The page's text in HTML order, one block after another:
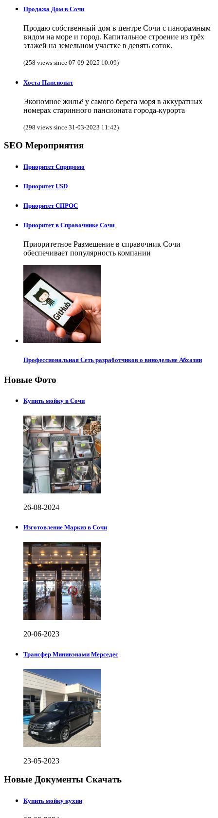
Продажа Дом в Сочи
Продаю собственный дом в центре Сочи с панорамным
видом на море и город. Капитальное строение из трёх
этажей на земельном участке в девять соток.
(258 views since 07-09-2025 10:09)
Хоста Пансионат
Экономное жильё у самого берега моря в аккуратных
номерах старинного пансионата города-курорта
(298 views since 31-03-2023 11:42)
SEO Мероприятия
Приоритет Спрпромо
Приоритет USD
Приоритет СПРОС
Приоритет в Справочнике Сочи
Приоритетное Размещение в справочник Сочи
обеспечивает популярность компании
Профессиональная Сеть разработчиков о винодельне Абхазии
Новые Фото
Купить мойку в Сочи
26-08-2024
Изготовление Маркиз в Сочи
20-06-2023
Трансфер Минивэнами Мерседес
23-05-2023
Новые Документы Скачать
Купить мойку кухни